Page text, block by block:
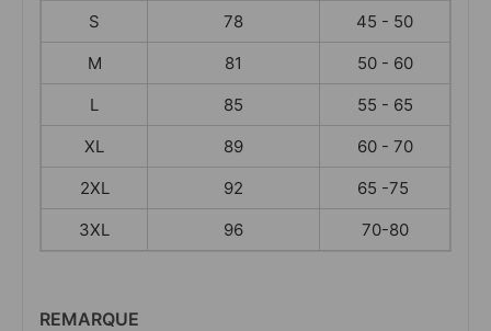
S 78
45 - 50
M
81
50 - 60
L
85
55 - 65
XL
89
60 - 70
2XL
92
65 -75
3XL
96 70-80
REMARQUE